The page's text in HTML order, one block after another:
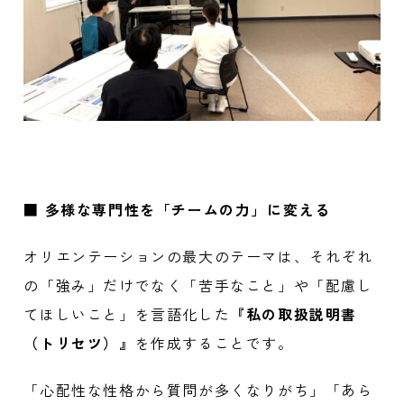
■ 多様な専門性を「チームの力」に変える
オリエンテーションの最大のテーマは、それぞれ
の「強み」だけでなく「苦手なこと」や「配慮し
てほしいこと」を言語化した 『私の取扱説明書
（トリセツ）』 を作成することです。
「心配性な性格から質問が多くなりがち」「あら